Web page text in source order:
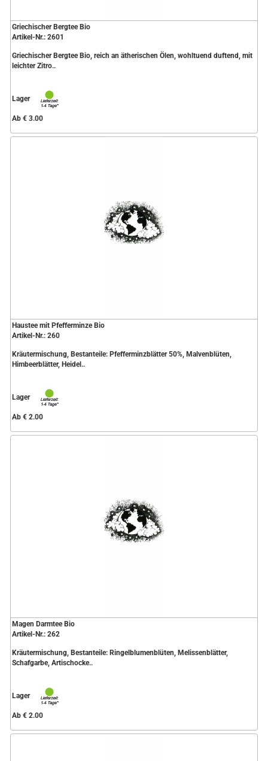
Griechischer Bergtee Bio
Artikel-Nr.: 2601
Griechischer Bergtee Bio, reich an ätherischen Ölen, wohltuend duftend, mit
leichter Zitro..
Lager
Ab € 3.00
Haustee mit Pfefferminze Bio
Artikel-Nr.: 260
Kräutermischung, Bestanteile: Pfefferminzblätter 50%, Malvenblüten,
Himbeerblätter, Heidel..
Lager
Ab € 2.00
Magen Darmtee Bio
Artikel-Nr.: 262
Kräutermischung, Bestanteile: Ringelblumenblüten, Melissenblätter,
Schafgarbe, Artischocke..
Lager
Ab € 2.00